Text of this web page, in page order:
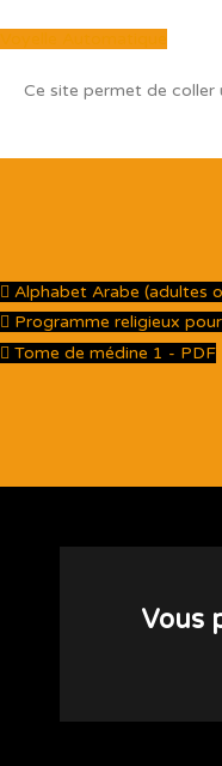
Ce site permet de coller
Alphabet Arabe (adultes
Programme religieux
Tome de médine 1 - PDF
Vous